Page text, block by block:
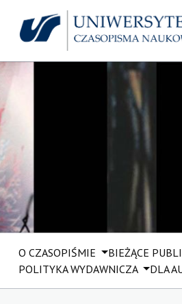
O CZASOPIŚMIE BIEŻĄCE
POLITYKA WYDAWNICZA
DLA